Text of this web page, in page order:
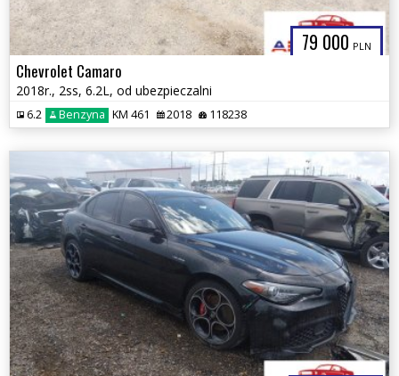
79 000 PLN
Chevrolet Camaro
2018r., 2ss, 6.2L, od ubezpieczalni
6.2 Benzyna KM 461 2018 118238